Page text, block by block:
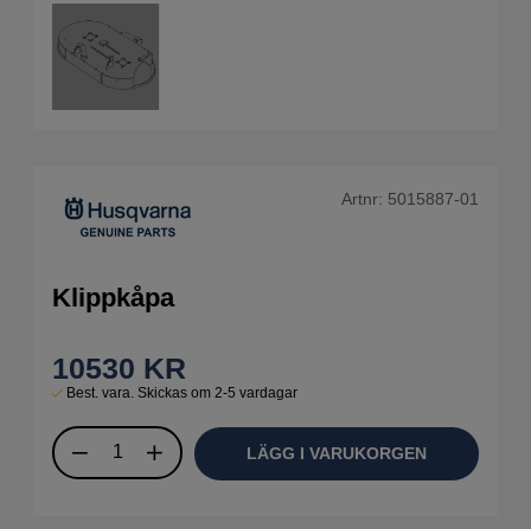
Artnr: 5015887-01
Klippkåpa
10530 KR
Best. vara. Skickas om 2-5 vardagar
LÄGG I VARUKORGEN